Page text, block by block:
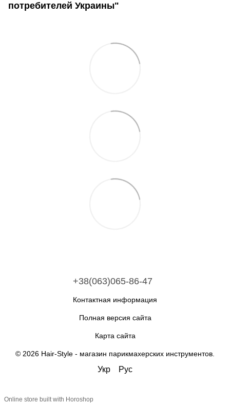
потребителей Украины"
+38(063)065-86-47
Контактная информация
Полная версия сайта
Карта сайта
© 2026 Hair-Style - магазин парикмахерских инструментов
Укр Рус
Online store built with Horoshop